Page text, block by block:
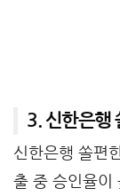
3. 신한은행
신한은행 쏠편
출 중 승인율이